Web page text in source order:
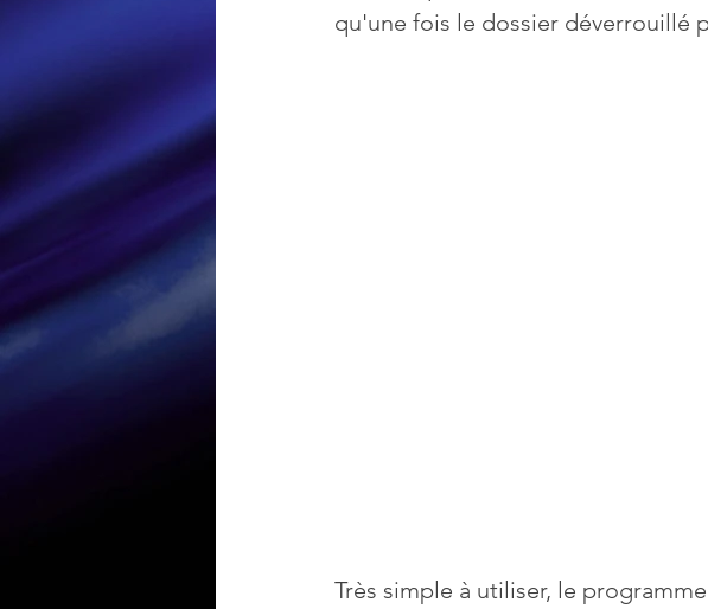
qu'une fois le dossier déverrouillé
Très simple à utiliser, le